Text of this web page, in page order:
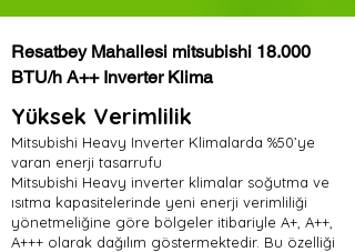
Resatbey Mahallesi mitsubishi 18.000
BTU/h A++ Inverter Klima
Yüksek Verimlilik
Mitsubishi Heavy Inverter Klimalarda %50’ye
varan enerji tasarrufu
Mitsubishi Heavy inverter klimalar soğutma ve
ısıtma kapasitelerinde yeni enerji verimliliği
yönetmeliğine göre bölgeler itibariyle A+, A++,
A+++ olarak dağılım göstermektedir. Bu özelliği